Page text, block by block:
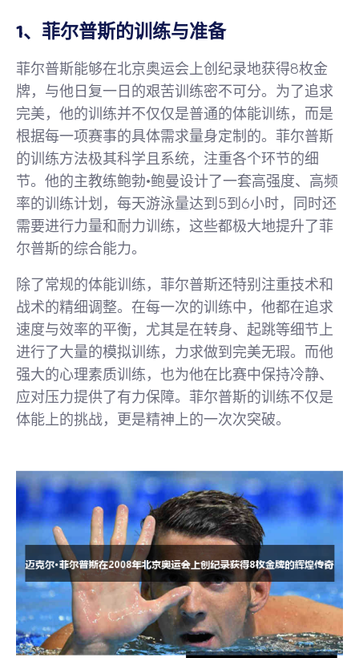
1、菲尔普斯的训练与准备
菲尔普斯能够在北京奥运会上创纪录地获得8枚金
牌，与他日复一日的艰苦训练密不可分。为了追求
完美，他的训练并不仅仅是普通的体能训练，而是
根据每一项赛事的具体需求量身定制的。菲尔普斯
的训练方法极其科学且系统，注重各个环节的细
节。他的主教练鲍勃·鲍曼设计了一套高强度、高频
率的训练计划，每天游泳量达到5到6小时，同时还
需要进行力量和耐力训练，这些都极大地提升了菲
尔普斯的综合能力。
除了常规的体能训练，菲尔普斯还特别注重技术和
战术的精细调整。在每一次的训练中，他都在追求
速度与效率的平衡，尤其是在转身、起跳等细节上
进行了大量的模拟训练，力求做到完美无瑕。而他
强大的心理素质训练，也为他在比赛中保持冷静、
应对压力提供了有力保障。菲尔普斯的训练不仅是
体能上的挑战，更是精神上的一次次突破。